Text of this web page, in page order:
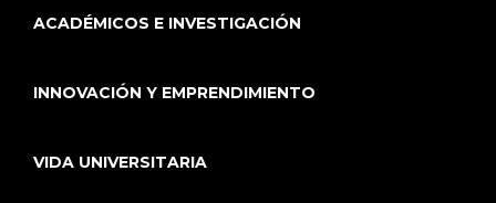
ACADÉMICOS E INVESTIGACIÓN
INNOVACIÓN Y EMPRENDIMIENTO
VIDA UNIVERSITARIA